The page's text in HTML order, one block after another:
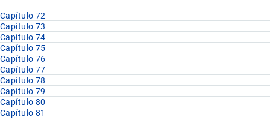
Capítulo 72
Capítulo 73
Capítulo 74
Capítulo 75
Capítulo 76
Capítulo 77
Capítulo 78
Capítulo 79
Capítulo 80
Capítulo 81